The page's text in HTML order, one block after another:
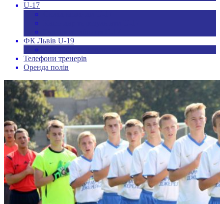
U-17
ФК Львів U-19
Телефони тренерів
Оренда полів